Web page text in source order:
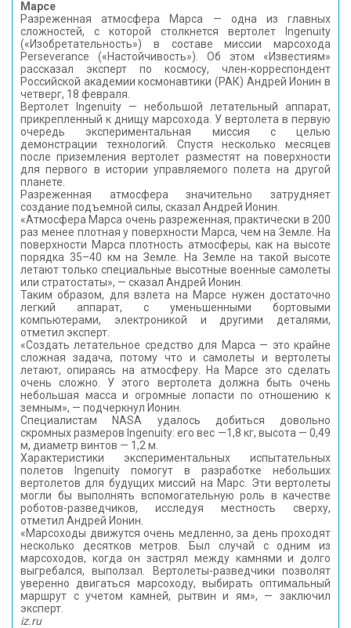
Марсе
Разреженная атмосфера Марса — одна из главных
сложностей, с которой столкнется вертолет Ingenuity
(«Изобретательность») в составе миссии марсохода
Perseverance («Настойчивость»). Об этом «Известиям»
рассказал эксперт по космосу, член-корреспондент
Российской академии космонавтики (РАК) Андрей Ионин в
четверг, 18 февраля.
Вертолет Ingenuity — небольшой летательный аппарат,
прикрепленный к днищу марсохода. У вертолета в первую
очередь экспериментальная миссия с целью
демонстрации технологий. Спустя несколько месяцев
после приземления вертолет разместят на поверхности
для первого в истории управляемого полета на другой
планете.
Разреженная атмосфера значительно затрудняет
создание подъемной силы, сказал Андрей Ионин.
«Атмосфера Марса очень разреженная, практически в 200
раз менее плотная у поверхности Марса, чем на Земле. На
поверхности Марса плотность атмосферы, как на высоте
порядка 35–40 км на Земле. На Земле на такой высоте
летают только специальные высотные военные самолеты
или стратостаты», — сказал Андрей Ионин.
Таким образом, для взлета на Марсе нужен достаточно
легкий аппарат, с уменьшенными бортовыми
компьютерами, электроникой и другими деталями,
отметил эксперт.
«Создать летательное средство для Марса — это крайне
сложная задача, потому что и самолеты и вертолеты
летают, опираясь на атмосферу. На Марсе это сделать
очень сложно. У этого вертолета должна быть очень
небольшая масса и огромные лопасти по отношению к
земным», — подчеркнул Ионин.
Специалистам NASA удалось добиться довольно
скромных размеров Ingenuity: его вес —1,8 кг, высота — 0,49
м, диаметр винтов — 1,2 м.
Характеристики экспериментальных испытательных
полетов Ingenuity помогут в разработке небольших
вертолетов для будущих миссий на Марс. Эти вертолеты
могли бы выполнять вспомогательную роль в качестве
роботов-разведчиков, исследуя местность сверху,
отметил Андрей Ионин.
«Марсоходы движутся очень медленно, за день проходят
несколько десятков метров. Был случай с одним из
марсоходов, когда он застрял между камнями и долго
выгребался, выползал. Вертолеты-разведчики позволят
уверенно двигаться марсоходу, выбирать оптимальный
маршрут с учетом камней, рытвин и ям», — заключил
эксперт.
iz.ru